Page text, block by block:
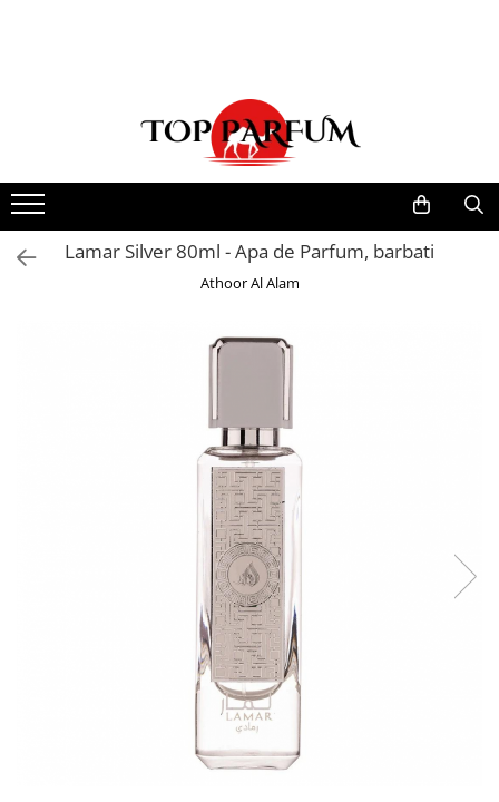
Pachete FEMEI
Pachete BARBATI
Pachete EL si EA
Lamar Silver 80ml - Apa de Parfum, barbati
Athoor Al Alam